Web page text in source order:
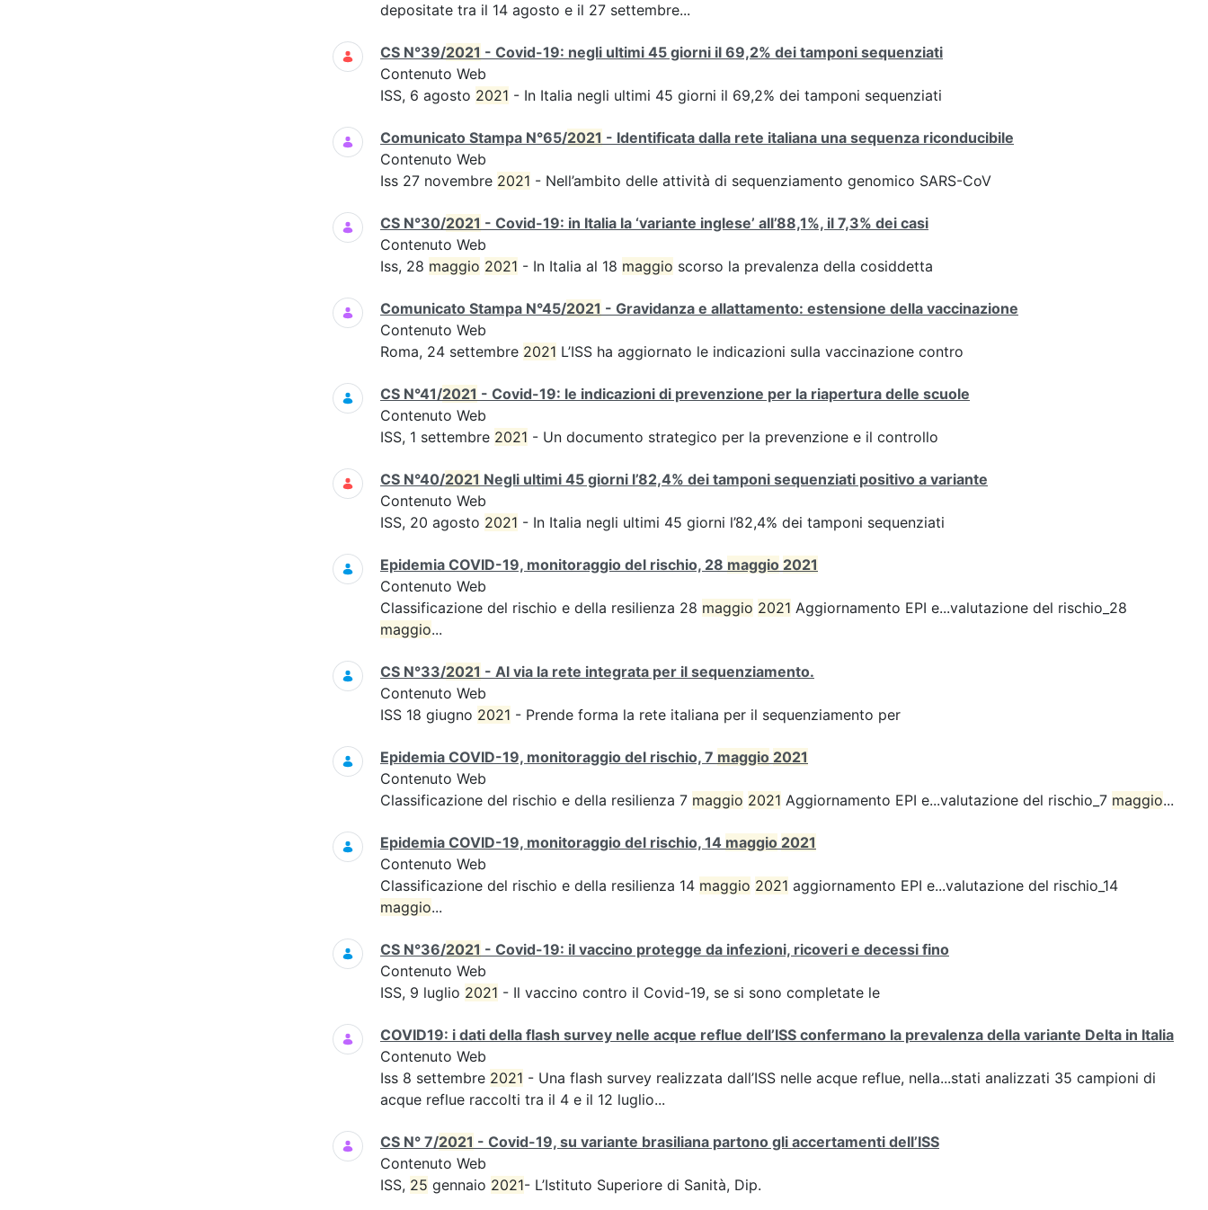
depositate tra il 14 agosto e il 27 settembre...
CS N°39/2021 - Covid-19: negli ultimi 45 giorni il 69,2% dei tamponi sequenziati
Contenuto Web
ISS, 6 agosto 2021 - In Italia negli ultimi 45 giorni il 69,2% dei tamponi sequenziati
Comunicato Stampa N°65/2021 - Identificata dalla rete italiana una sequenza riconducibile
Contenuto Web
Iss 27 novembre 2021 - Nell’ambito delle attività di sequenziamento genomico SARS-CoV
CS N°30/2021 - Covid-19: in Italia la ‘variante inglese’ all’88,1%, il 7,3% dei casi
Contenuto Web
Iss, 28 maggio 2021 - In Italia al 18 maggio scorso la prevalenza della cosiddetta
Comunicato Stampa N°45/2021 - Gravidanza e allattamento: estensione della vaccinazione
Contenuto Web
Roma, 24 settembre 2021 L’ISS ha aggiornato le indicazioni sulla vaccinazione contro
CS N°41/2021 - Covid-19: le indicazioni di prevenzione per la riapertura delle scuole
Contenuto Web
ISS, 1 settembre 2021 - Un documento strategico per la prevenzione e il controllo
CS N°40/2021 Negli ultimi 45 giorni l’82,4% dei tamponi sequenziati positivo a variante
Contenuto Web
ISS, 20 agosto 2021 - In Italia negli ultimi 45 giorni l’82,4% dei tamponi sequenziati
Epidemia COVID-19, monitoraggio del rischio, 28 maggio 2021
Contenuto Web
Classificazione del rischio e della resilienza 28 maggio 2021 Aggiornamento EPI e...valutazione del rischio_28
maggio...
CS N°33/2021 - Al via la rete integrata per il sequenziamento.
Contenuto Web
ISS 18 giugno 2021 - Prende forma la rete italiana per il sequenziamento per
Epidemia COVID-19, monitoraggio del rischio, 7 maggio 2021
Contenuto Web
Classificazione del rischio e della resilienza 7 maggio 2021 Aggiornamento EPI e...valutazione del rischio_7 maggio...
Epidemia COVID-19, monitoraggio del rischio, 14 maggio 2021
Contenuto Web
Classificazione del rischio e della resilienza 14 maggio 2021 aggiornamento EPI e...valutazione del rischio_14
maggio...
CS N°36/2021 - Covid-19: il vaccino protegge da infezioni, ricoveri e decessi fino
Contenuto Web
ISS, 9 luglio 2021 - Il vaccino contro il Covid-19, se si sono completate le
COVID19: i dati della flash survey nelle acque reflue dell’ISS confermano la prevalenza della variante Delta in Italia
Contenuto Web
Iss 8 settembre 2021 - Una flash survey realizzata dall’ISS nelle acque reflue, nella...stati analizzati 35 campioni di
acque reflue raccolti tra il 4 e il 12 luglio...
CS N° 7/2021 - Covid-19, su variante brasiliana partono gli accertamenti dell’ISS
Contenuto Web
ISS, 25 gennaio 2021- L’Istituto Superiore di Sanità, Dip.